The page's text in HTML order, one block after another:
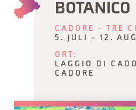
BOTANICO
CADORE - TRE
5. JULI - 12.
ORT:
LAGGIO DI
CADORE